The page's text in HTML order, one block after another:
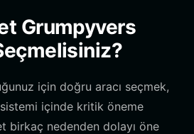
Grumpyvers
için doğru aracı seçmek,
içinde kritik öneme
birkaç nedenden dolayı öne